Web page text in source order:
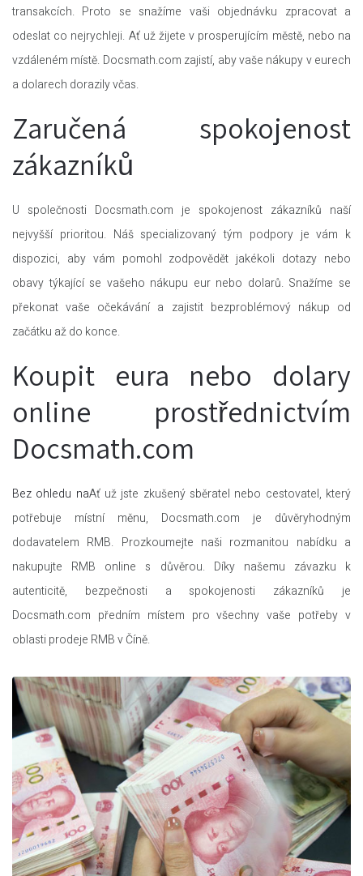
transakcích. Proto se snažíme vaši objednávku zpracovat a
odeslat co nejrychleji. Ať už žijete v prosperujícím městě, nebo na
vzdáleném místě. Docsmath.com zajistí, aby vaše nákupy v eurech
a dolarech dorazily včas.
Zaručená spokojenost
zákazníků
U společnosti Docsmath.com je spokojenost zákazníků naší
nejvyšší prioritou. Náš specializovaný tým podpory je vám k
dispozici, aby vám pomohl zodpovědět jakékoli dotazy nebo
obavy týkající se vašeho nákupu eur nebo dolarů. Snažíme se
překonat vaše očekávání a zajistit bezproblémový nákup od
začátku až do konce.
Koupit eura nebo dolary
online prostřednictvím
Docsmath.com
Bez ohledu naAť už jste zkušený sběratel nebo cestovatel, který
potřebuje místní měnu, Docsmath.com je důvěryhodným
dodavatelem RMB. Prozkoumejte naši rozmanitou nabídku a
nakupujte RMB online s důvěrou. Díky našemu závazku k
autenticitě, bezpečnosti a spokojenosti zákazníků je
Docsmath.com předním místem pro všechny vaše potřeby v
oblasti prodeje RMB v Číně.